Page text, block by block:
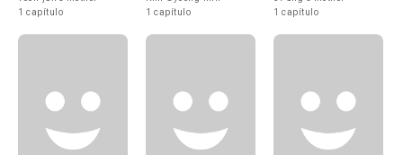
1 capítulo
1 capítulo
1 capítulo